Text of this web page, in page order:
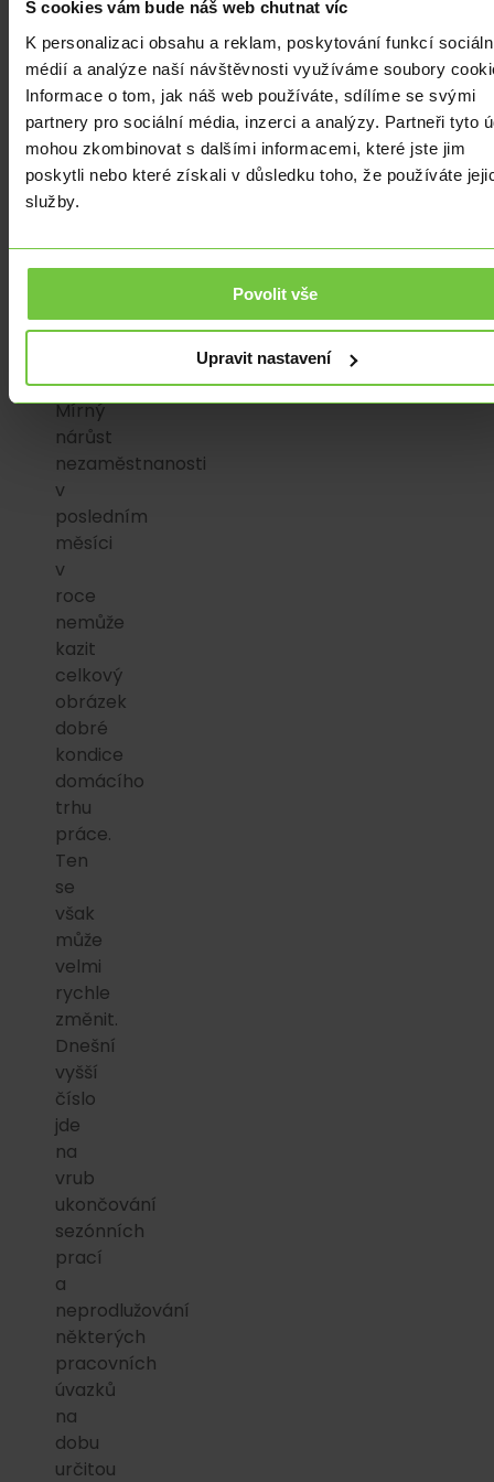
S cookies vám bude náš web chutnat víc
K personalizaci obsahu a reklam, poskytování funkcí
médií a analýze naší návštěvnosti využíváme soubory
Informace o tom, jak náš web používáte, sdílíme se svými
partnery pro sociální média, inzerci a analýzy. Partneři tyto
mohou zkombinovat s dalšími informacemi, které jste jim
poskytli nebo které získali v důsledku toho, že používáte
služby.
Povolit vše
Upravit nastavení
na
258
173.
Vyskočily
také
nově
příchozí
na
práce
257
Mírný
nárůst
nezaměstnanosti
v
posledním
měsíci
v
roce
nemůže
kazit
celkový
obrázek
dobré
kondice
domácího
trhu
práce.
Ten
se
však
může
velmi
rychle
změnit.
Dnešní
vyšší
číslo
jde
na
vrub
ukončování
sezónních
prací
a
neprodlužování
některých
pracovních
úvazků
na
dobu
určitou